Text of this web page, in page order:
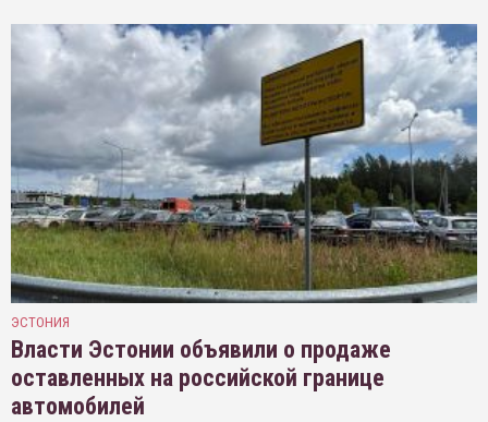
ЭСТОНИЯ
Власти Эстонии объявили о продаже
оставленных на российской границе
автомобилей